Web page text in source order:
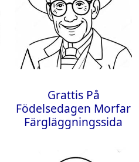
Grattis På
Födelsedagen Morfar
Färgläggningssida